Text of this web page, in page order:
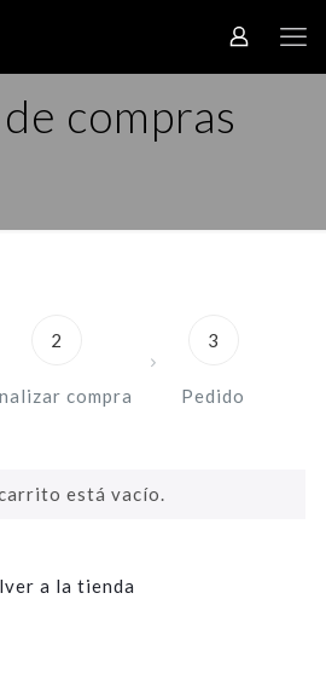
compras
2
compra
3
Pedido
está vacío.
a la tienda